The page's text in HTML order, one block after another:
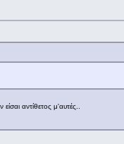
αντίθετος μ'αυτές..